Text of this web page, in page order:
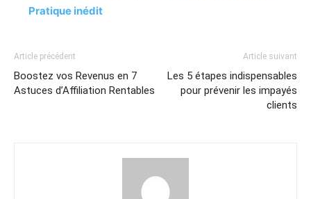
Pratique inédit
Article précédent
Boostez vos Revenus en 7
Astuces d’Affiliation Rentables
Article suivant
Les 5 étapes indispensables
pour prévenir les impayés
clients